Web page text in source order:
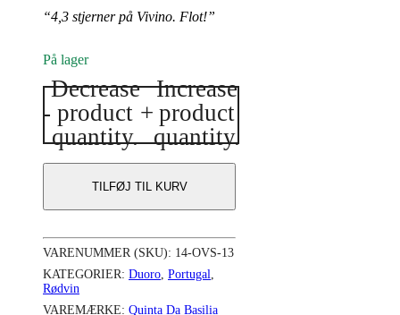
“4,3 stjerner på Vivino. Flot!”
På lager
-
Decrease
product
quantity.
Quinta
Da
Basilia
Old
Premium
2013
+
Increase
product
quantity.
TILFØJ TIL KURV
VARENUMMER (SKU): 14-OVS-13
KATEGORIER: Duoro Portugal
Rødvin
VAREMÆRKE: Quinta Da Basilia